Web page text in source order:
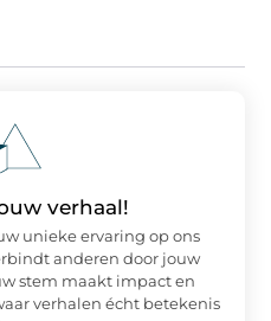
verhaal!
unieke ervaring op ons
anderen door jouw
stem maakt impact en
verhalen écht betekenis